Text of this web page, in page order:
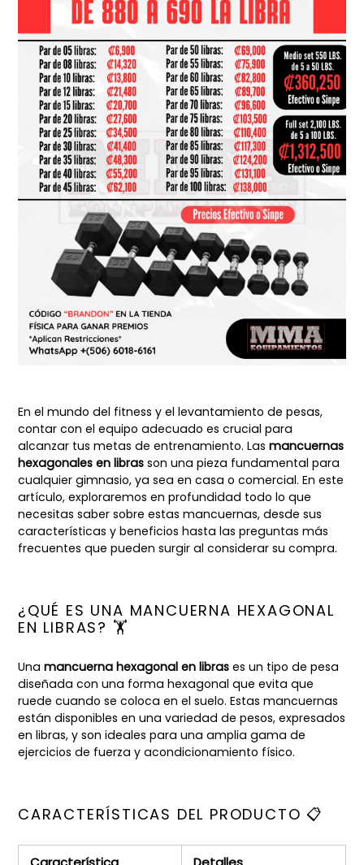
En el mundo del fitness y el levantamiento de pesas,
contar con el equipo adecuado es crucial para
alcanzar tus metas de entrenamiento. Las mancuernas
hexagonales en libras son una pieza fundamental para
cualquier gimnasio, ya sea en casa o comercial. En este
artículo, exploraremos en profundidad todo lo que
necesitas saber sobre estas mancuernas, desde sus
características y beneficios hasta las preguntas más
frecuentes que pueden surgir al considerar su compra.
¿QUÉ ES UNA MANCUERNA HEXAGONAL
EN LIBRAS? 🏋️
Una mancuerna hexagonal en libras es un tipo de pesa
diseñada con una forma hexagonal que evita que
ruede cuando se coloca en el suelo. Estas mancuernas
están disponibles en una variedad de pesos, expresados
en libras, y son ideales para una amplia gama de
ejercicios de fuerza y acondicionamiento físico.
CARACTERÍSTICAS DEL PRODUCTO 📋